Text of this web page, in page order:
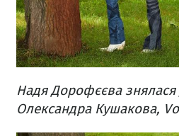
Надя Дорофєєва
Олександра Кушакова,